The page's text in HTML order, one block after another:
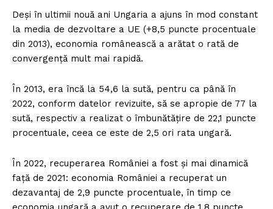
Deşi în ultimii nouă ani Ungaria a ajuns în mod constant
la media de dezvoltare a UE (+8,5 puncte procentuale
din 2013), economia românească a arătat o rată de
convergență mult mai rapidă.
În 2013, era încă la 54,6 la sută, pentru ca până în
2022, conform datelor revizuite, să se apropie de 77 la
sută, respectiv a realizat o îmbunătățire de 22,1 puncte
procentuale, ceea ce este de 2,5 ori rata ungară.
În 2022, recuperarea României a fost și mai dinamică
față de 2021: economia României a recuperat un
dezavantaj de 2,9 puncte procentuale, în timp ce